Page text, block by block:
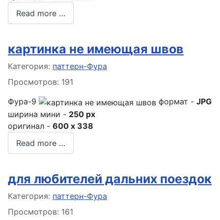
Read more …
картинка не имеющая швов
Информация о материале
Категория: паттерн-Фура
Просмотров: 191
Фура-9
формат - JPG
ширина мини - 250 px
оригинал - 600 x 338
Read more …
для любителей дальних поездок
Информация о материале
Категория: паттерн-Фура
Просмотров: 161